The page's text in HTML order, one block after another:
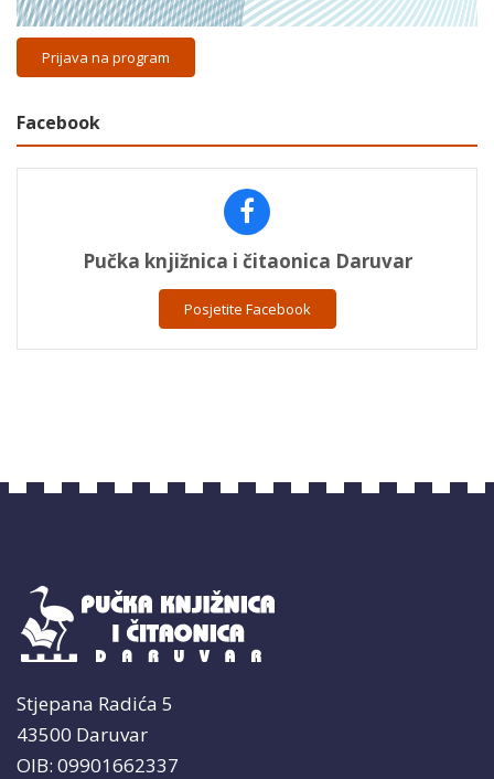
Prijava na program
Facebook
Pučka knjižnica i čitaonica Daruvar
Posjetite Facebook
Stjepana Radića 5
43500 Daruvar
OIB: 09901662337